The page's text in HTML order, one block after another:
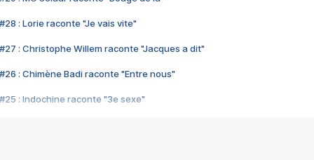
#28 : Lorie raconte "Je vais vite"
#27 : Christophe Willem raconte "Jacques a dit"
#26 : Chimène Badi raconte "Entre nous"
#25 : Indochine raconte "3e sexe"